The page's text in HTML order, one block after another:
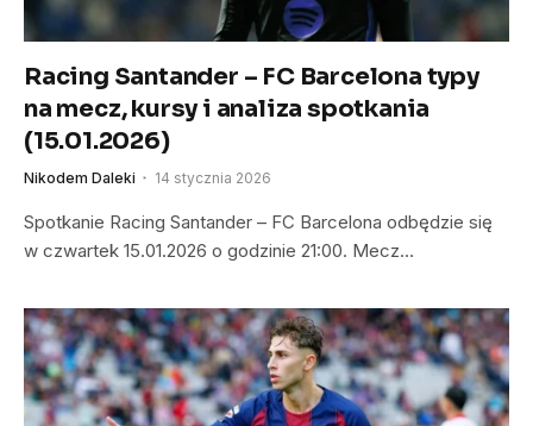
Racing Santander – FC Barcelona typy
na mecz, kursy i analiza spotkania
(15.01.2026)
Nikodem Daleki 14 stycznia 2026
Spotkanie Racing Santander – FC Barcelona odbędzie się
w czwartek 15.01.2026 o godzinie 21:00. Mecz…